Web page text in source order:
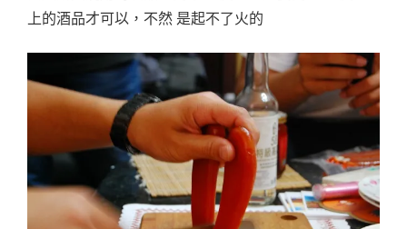
上的酒品才可以，不然 是起不了火的